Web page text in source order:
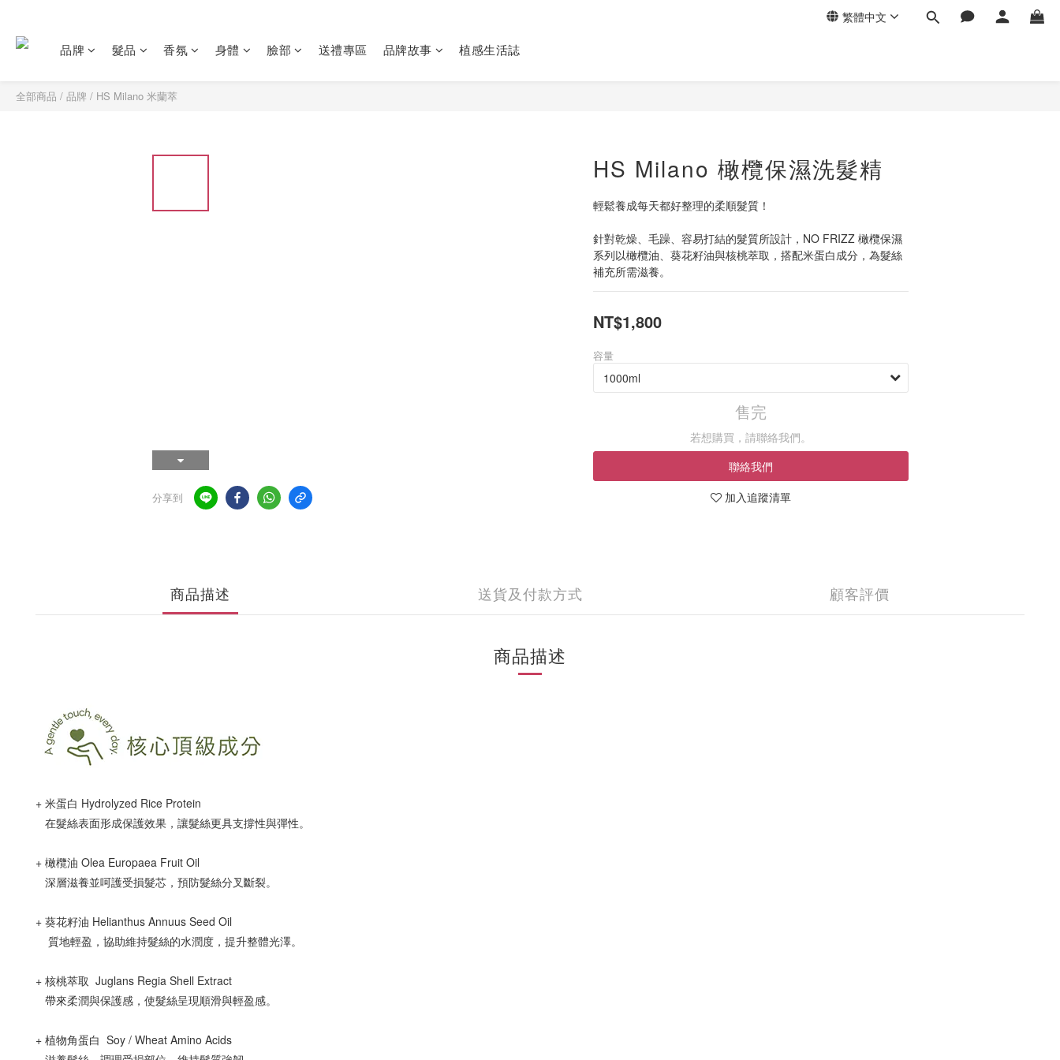
繁體中文
品牌 髮品 香氛 身體 臉部 送禮專區 品牌故事 植感生活誌
全部商品 / 品牌 / HS Milano 米蘭萃
分享到
HS Milano 橄欖保濕洗髮精
輕鬆養成每天都好整理的柔順髮質！
針對乾燥、毛躁、容易打結的髮質所設計，NO FRIZZ 橄欖保濕
系列以橄欖油、葵花籽油與核桃萃取，搭配米蛋白成分，為髮絲
補充所需滋養。
NT$1,800
容量
售完
若想購買，請聯絡我們。
聯絡我們
加入追蹤清單
商品描述 送貨及付款方式 顧客評價
商品描述
+ 米蛋白 Hydrolyzed Rice Protein
在髮絲表面形成保護效果，讓髮絲更具支撐性與彈性。
+ 橄欖油 Olea Europaea Fruit Oil
深層滋養並呵護受損髮芯，預防髮絲分叉斷裂。
+ 葵花籽油 Helianthus Annuus Seed Oil
質地輕盈，協助維持髮絲的水潤度，提升整體光澤。
+ 核桃萃取 Juglans Regia Shell Extract
帶來柔潤與保護感，使髮絲呈現順滑與輕盈感。
+ 植物角蛋白 Soy / Wheat Amino Acids